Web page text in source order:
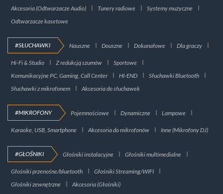
Akcesoria (Odtwarzacze Audio)
Tunery radiowe
Systemy muzyczne
Odtwarzacze kasetowe
#SŁUCHAWKI Nauszne Douszne Dokanałowe Dla graczy
Hi-Fi & Studio Z redukcją szumów
Sportowe
Komunikacyjne PC, Gaming, Call Center
HI-END
Słuchawki Bluetooth
Słuchawki z mikrofonem
Akcesoria do słuchawek
#MIKROFONY Pojemnościowe Dynamiczne Lampowe
Karaoke, USB, Smartphone Akcesoria do mikrofonów Inne (Mikrofony DJ)
#GŁOŚNIKI Głośniki instalacyjne Głośniki multimedialne
Głośniki przenośne/bluetooth
Głośniki Streaming/WIFI
Głośniki zewnętrzne
Akcesoria (Głośniki)